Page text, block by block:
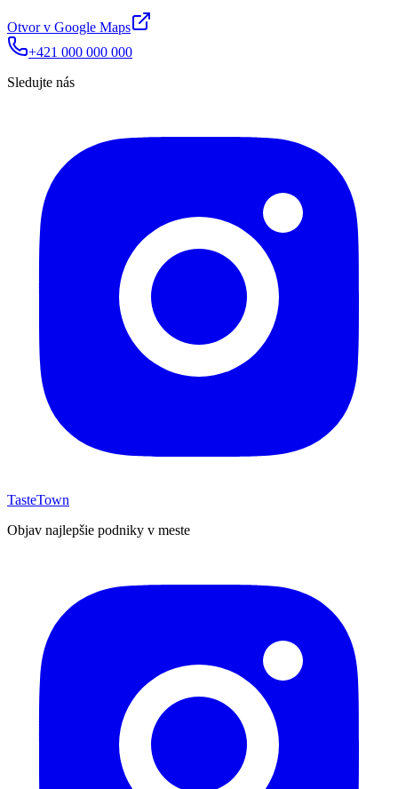
Otvor v Google Maps
+421 000 000 000
Sledujte nás
TasteTown
Objav najlepšie podniky v meste